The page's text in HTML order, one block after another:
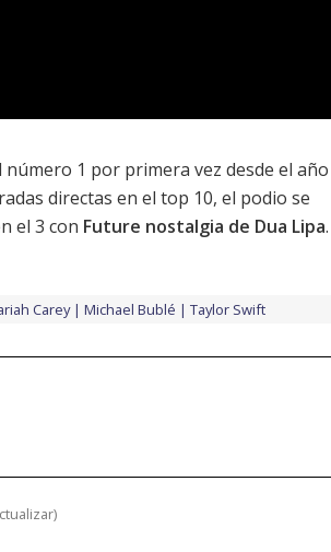
número 1 por primera vez desde el año
directas en el top 10, el podio se
el 3 con Future nostalgia de Dua Lipa.
Carey Michael Bublé Taylor Swift
)